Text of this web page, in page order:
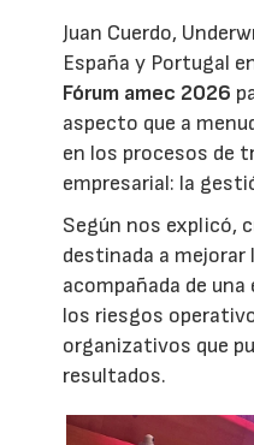
Juan Cuerdo,
España y Portugal
Fórum amec 2026
aspecto que a
en los procesos de
empresarial: la
Según nos explicó,
destinada a mejorar
acompañada de una
los riesgos
organizativos que
resultados.